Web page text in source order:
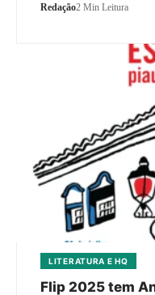
Redação2 Min Leitura
LITERATURA E HQ
Flip 2025 tem